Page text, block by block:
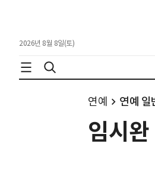
2026년 8월 8일(토)
연예 연예 일
임시